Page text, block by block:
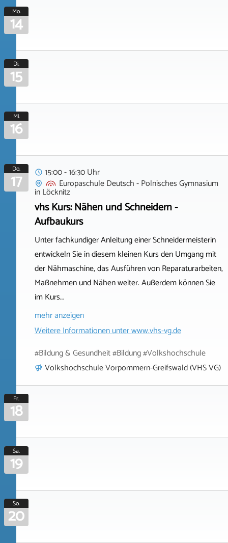
Mo.
14
Di.
15
Mi.
16
Do.
17
15:00 - 16:30 Uhr
Europaschule Deutsch - Polnisches Gymnasium
inLöcknitz
vhs Kurs: Nähen und Schneidern -
Aufbaukurs
Unter fachkundiger Anleitung einer Schneidermeisterin
entwickeln Sie in diesem kleinen Kurs den Umgang mit
der Nähmaschine, das Ausführen von Reparaturarbeiten,
Maßnehmen und Nähen weiter. Außerdem können Sie
im Kurs…
mehr anzeigen
Weitere Informationen unterwww.vhs-vg.de
#Bildung & Gesundheit #Bildung #Volkshochschule
Volkshochschule Vorpommern-Greifswald (VHS VG)
Fr.
18
Sa.
19
So.
20